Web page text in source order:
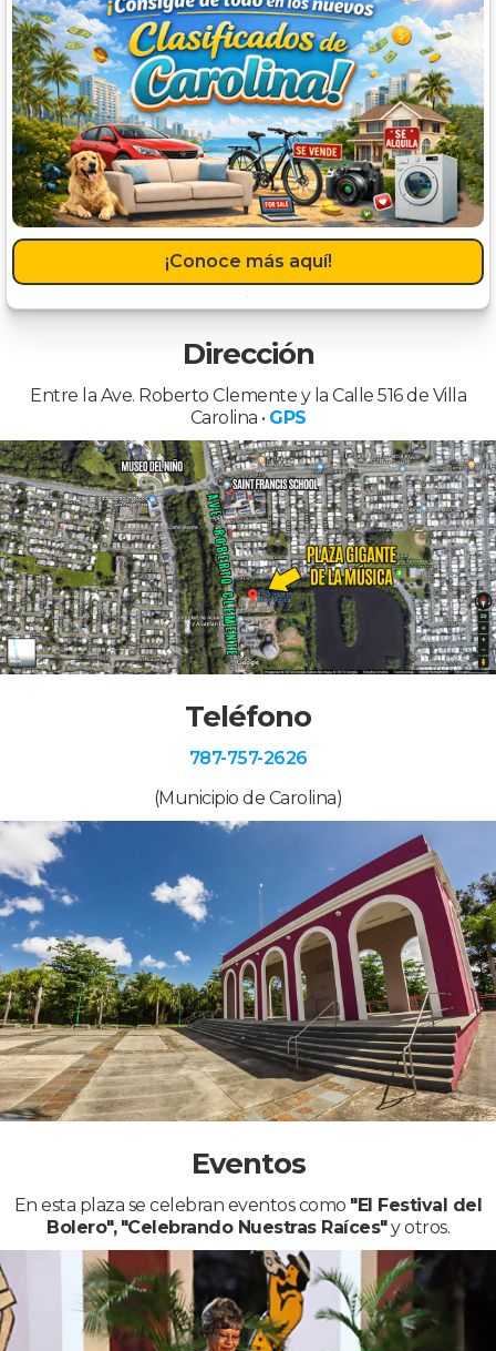
¡Conoce más aquí!
Dirección
Entre la Ave. Roberto Clemente y la Calle 516 de Villa
Carolina • GPS
Teléfono
787-757-2626
(Municipio de Carolina)
Eventos
En esta plaza se celebran eventos como "El Festival del
Bolero", "Celebrando Nuestras Raíces"y otros.